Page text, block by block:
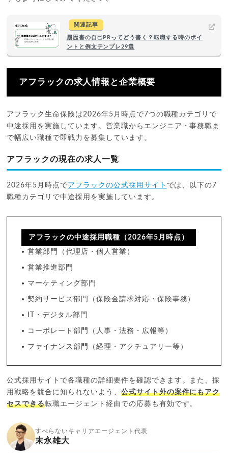
関連記事
履歴書の自己PRってどう書く？転職する時のポイ
ントと例文テンプレ29選
アフラックの求人情報と企業概要
アフラック生命保険は2026年5月時点で7つの職種カテゴリで
中途採用を実施しています。営業職からエンジニア・事務職ま
で幅広い職種で即戦力を募集しています。
アフラックの現在の求人一覧
2026年5月時点でアフラックの公式採用サイト では、以下の7
職種カテゴリで中途採用を実施しています。
アフラックの中途採用職種（2026年5月時点）
営業部門（代理店・個人営業）
営業推進部門
マーケティング部門
契約サービス部門（保険金請求対応・保険事務）
IT・デジタル部門
コーポレート部門（人事・法務・広報等）
ファイナンス部門（経理・アクチュアリー等）
公式採用サイトで各職種の詳細要件を確認できます。また、採
用戦略を競合に知られないよう、 公式サイト外の案件にもアク
セスできる転職エージェント経由での応募も有効です。
すべらないキャリアエージェント代表
末永雄大